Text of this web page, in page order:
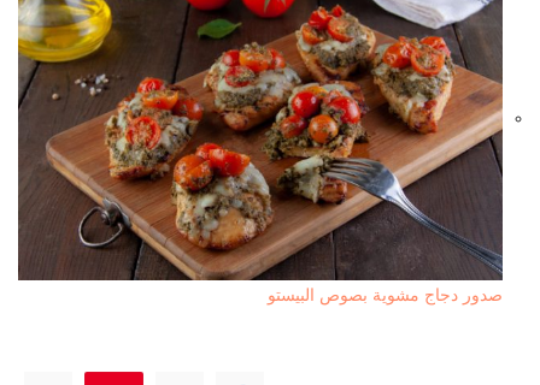
صدور دجاج مشوية بصوص البيستو